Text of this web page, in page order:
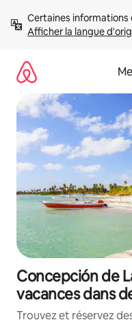
directement
Afficher la langue
Concepción de
vacances dans
Trouvez et réservez